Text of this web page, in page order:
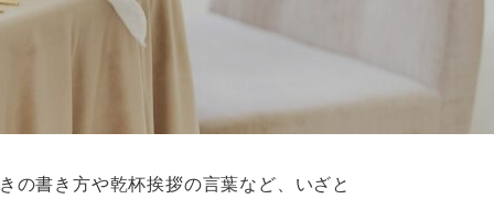
の書き方や乾杯挨拶の言葉など、いざと